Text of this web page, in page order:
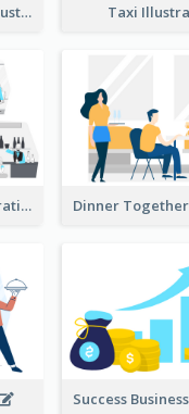
Writing Business Plan Illustration Taxi
In The Restaurant Illustration